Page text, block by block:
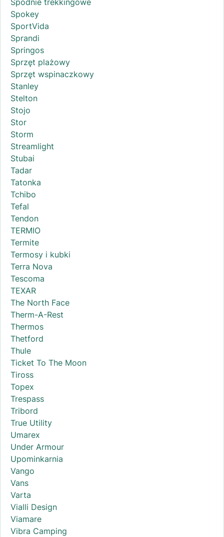
Spodnie trekkingowe
Spokey
SportVida
Sprandi
Springos
Sprzęt plażowy
Sprzęt wspinaczkowy
Stanley
Stelton
Stojo
Stor
Storm
Streamlight
Stubai
Tadar
Tatonka
Tchibo
Tefal
Tendon
TERMIO
Termite
Termosy i kubki
Terra Nova
Tescoma
TEXAR
The North Face
Therm-A-Rest
Thermos
Thetford
Thule
Ticket To The Moon
Tiross
Topex
Trespass
Tribord
True Utility
Umarex
Under Armour
Upominkarnia
Vango
Vans
Varta
Vialli Design
Viamare
Vibra Camping